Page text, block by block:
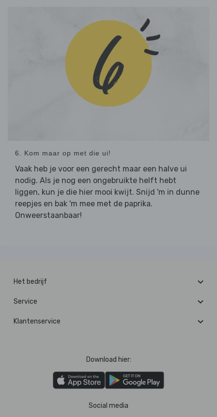
6. Kom maar op met die ui!
Vaak heb je voor een gerecht maar een halve ui
nodig. Als je nog een ongebruikte helft hebt
liggen, kun je die hier mooi kwijt. Snijd 'm in dunne
reepjes en bak 'm mee met de paprika.
Onweerstaanbaar!
Het bedrijf
Service
Klantenservice
Download hier:
Social media